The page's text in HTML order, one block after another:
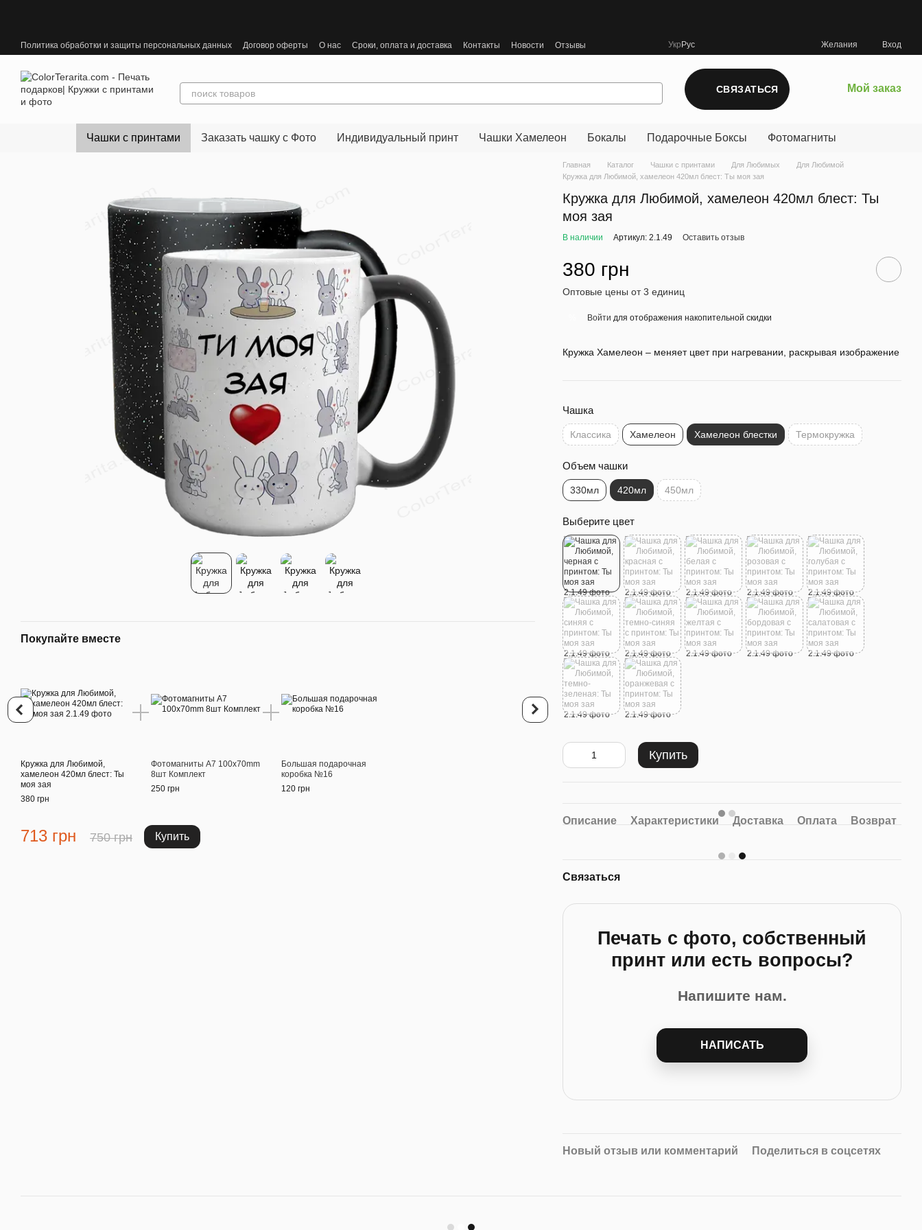
Политика обработки и защиты персональных данных Договор оферты О нас Сроки, оплата и доставка Контакты Новости Отзывы Укр Рус Желания Вход
СВЯЗАТЬСЯ Мой заказ
Чашки с принтами Заказать чашку с Фото Индивидуальный принт Чашки Хамелеон Бокалы Подарочные Боксы Фотомагниты
Покупайте вместе
Кружка для Любимой,
хамелеон 420мл блест: Ты
моя зая
380 грн
Фотомагниты A7 100x70mm
8шт Комплект
250 грн
Большая подарочная
коробка №16
120 грн
713 грн 750 грн Купить
Покупайте вместе
Кружка для Любимой,
Фотомагниты A7 100x70mm
Главная Каталог Чашки с принтами Для Любимых
Для Любимой
Кружка для Любимой, хамелеон 420мл блест: Ты моя зая
Кружка для Любимой, хамелеон 420мл блест: Ты
моя зая
В наличии Артикул: 2.1.49 Оставить отзыв
380 грн
Оптовые цены от 3 единиц
Войти для отображения накопительной скидки
Кружка Хамелеон – меняет цвет при нагревании, раскрывая изображение
Чашка
Классика Хамелеон Хамелеон блестки Термокружка
Объем чашки
330мл 420мл 450мл
Выберите цвет
Купить
Описание Характеристики Доставка Оплата Возврат
Связаться
Печать с фото, собственный
принт или есть вопросы?
Напишите нам.
НАПИСАТЬ
Новый отзыв или комментарий Поделиться в соцсетях